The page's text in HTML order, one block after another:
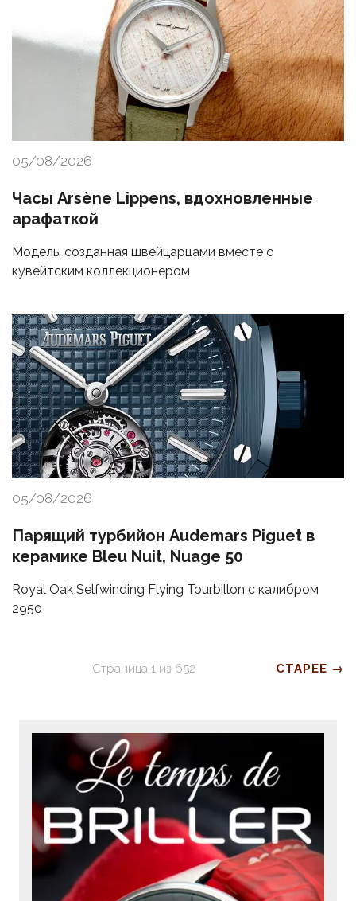
05/08/2026
Часы Arsène Lippens, вдохновленные
арафаткой
Модель, созданная швейцарцами вместе с
кувейтским коллекционером
05/08/2026
Парящий турбийон Audemars Piguet в
керамике Bleu Nuit, Nuage 50
Royal Oak Selfwinding Flying Tourbillon с калибром
2950
Страница 1 из 652 СТАРЕЕ →